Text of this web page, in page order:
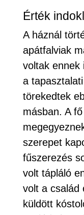
Érték
A háznál
apátfalviak
voltak ennek
a
törekedtek
másban. A
szerepet
fűszerezés
volt tápláló
volt a család
küldött